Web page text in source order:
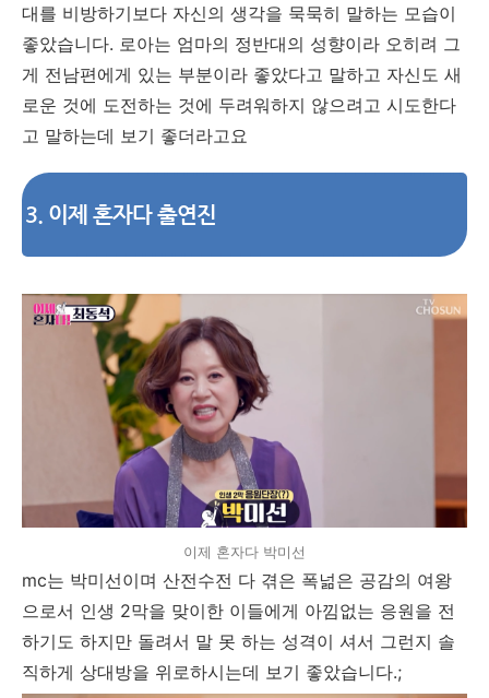
대를 비방하기보다 자신의 생각을 묵묵히 말하는 모습이
좋았습니다. 로아는 엄마의 정반대의 성향이라 오히려 그
게 전남편에게 있는 부분이라 좋았다고 말하고 자신도 새
로운 것에 도전하는 것에 두려워하지 않으려고 시도한다
고 말하는데 보기 좋더라고요
3. 이제 혼자다 출연진
이제 혼자다 박미선
mc는 박미선이며 산전수전 다 겪은 폭넒은 공감의 여왕
으로서 인생 2막을 맞이한 이들에게 아낌없는 응원을 전
하기도 하지만 돌려서 말 못 하는 성격이 셔서 그런지 솔
직하게 상대방을 위로하시는데 보기 좋았습니다.;